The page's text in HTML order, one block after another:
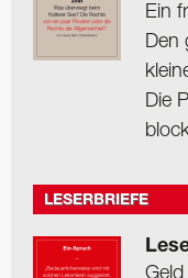
Ein
Die
LESERBRIEFE